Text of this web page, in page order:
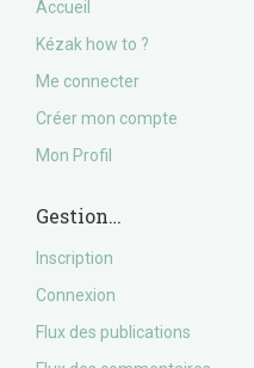
Accueil
Kézak how to ?
Me connecter
Créer mon compte
Mon Profil
Gestion…
Inscription
Connexion
Flux des publications